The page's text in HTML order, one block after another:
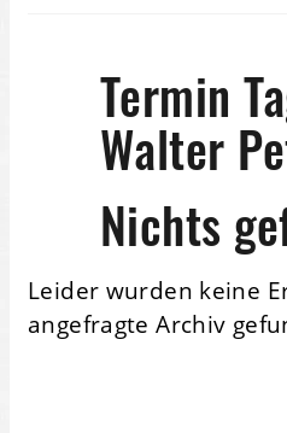
Termin
Walter
Nichts
Leider wurden keine
angefragte Archiv